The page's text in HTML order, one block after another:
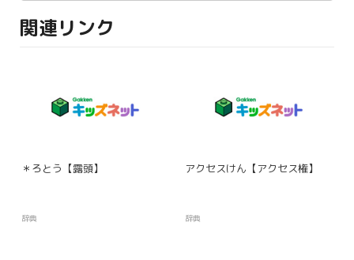
関連リンク
＊ろとう【露頭】
辞典
アクセスけん【アクセス権】
辞典